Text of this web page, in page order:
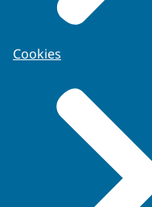
Cookies